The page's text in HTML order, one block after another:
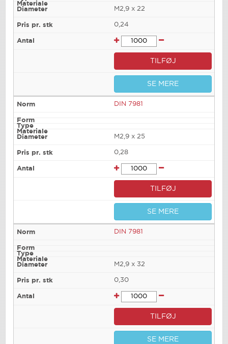
M2,9 x 22
0,24
TILFØJ
SE MERE
DIN 7981
M2,9 x 25
0,28
TILFØJ
SE MERE
DIN 7981
M2,9 x 32
0,30
TILFØJ
SE MERE